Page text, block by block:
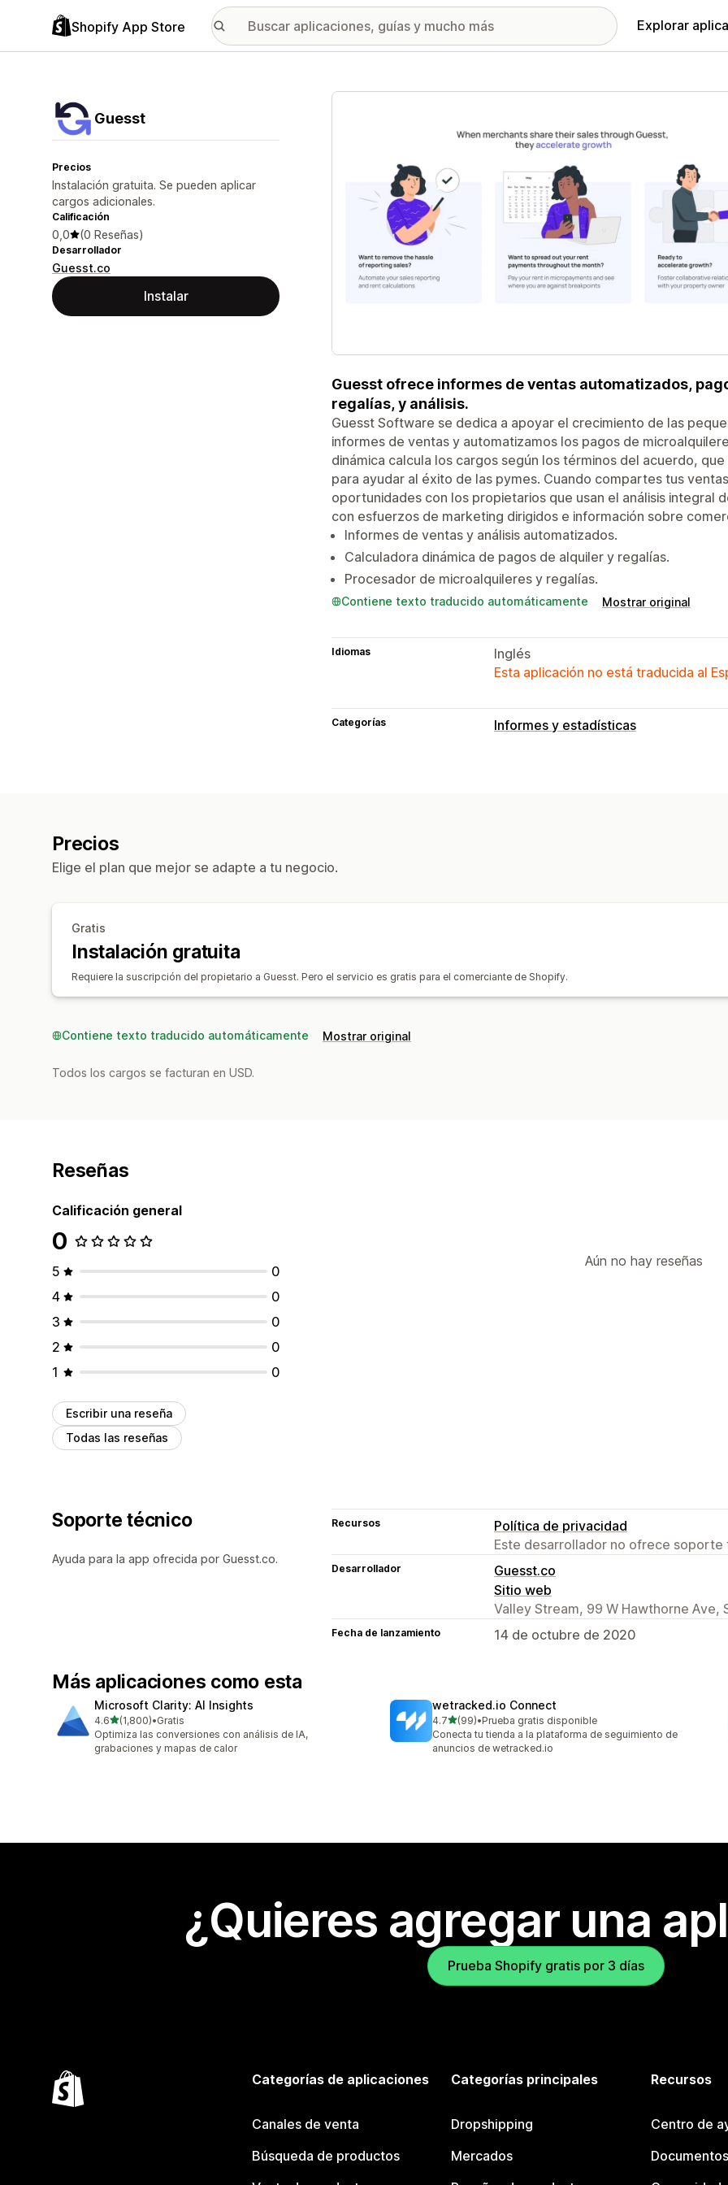
Shopify App Store Explorar
Guesst
Precios
Instalación gratuita. Se pueden aplicar
cargos adicionales.
Calificación
0,0 (0 Reseñas)
Desarrollador
Guesst.co
Instalar
Galería de imágenes destacadas
Guesst ofrece informes de ventas automatizados,
regalías, y análisis.
Guesst Software se dedica a apoyar el crecimiento de las
informes de ventas y automatizamos los pagos de
dinámica calcula los cargos según los términos del acuerdo,
para ayudar al éxito de las pymes. Cuando compartes tus
oportunidades con los propietarios que usan el análisis integral
con esfuerzos de marketing dirigidos e información sobre
Informes de ventas y análisis automatizados.
Calculadora dinámica de pagos de alquiler y regalías.
Procesador de microalquileres y regalías.
Contiene texto traducido automáticamente Mostrar original
Idiomas
Inglés
Esta aplicación no está traducida al
Categorías Informes y estadísticas
Previsión Notificaciones
Precios
Elige el plan que mejor se adapte a tu negocio.
Gratis
Instalación gratuita
Requiere la suscripción del propietario a Guesst. Pero el servicio es gratis para el comerciante de Shopify.
Contiene texto traducido automáticamente Mostrar original
Todos los cargos se facturan en USD.
Reseñas
Calificación general
0
5
0
4
0
3
0
2
0
1
0
Escribir una reseña
Todas las reseñas
Aún no hay reseñas
Soporte técnico
Ayuda para la app ofrecida por Guesst.co.
Recursos
Política de privacidad
Este desarrollador no ofrece soporte
Desarrollador
Guesst.co
Sitio web
Valley Stream, 99 W Hawthorne Ave,
Fecha de lanzamiento 14 de octubre de 2020
Más aplicaciones como esta
Microsoft Clarity: AI Insights
4.6de 5 estrellas
(1,800)
1800 reseñas en total
•Gratis
Optimiza las conversiones con análisis de IA,
grabaciones y mapas de calor
wetracked.io Connect
4.7de 5 estrellas
(99)
99 reseñas en total
•Prueba gratis disponible
Conecta tu tienda a la plataforma de seguimiento de
anuncios de wetracked.io
¿Quieres agregar una
Prueba Shopify gratis por 3 días
Categorías de aplicaciones
Canales de venta
Búsqueda de productos
Categorías principales
Dropshipping
Mercados
Recursos
Centro de